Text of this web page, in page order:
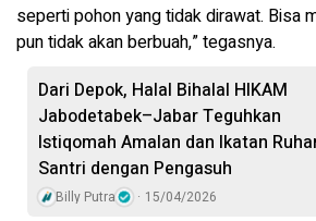
seperti pohon yang tidak dirawat. Bisa
pun tidak akan berbuah,” tegasnya.
Dari Depok, Halal Bihalal HIKAM
Jabodetabek–Jabar Teguhkan
Istiqomah Amalan dan Ikatan
Santri dengan Pengasuh
Billy Putra 15/04/2026